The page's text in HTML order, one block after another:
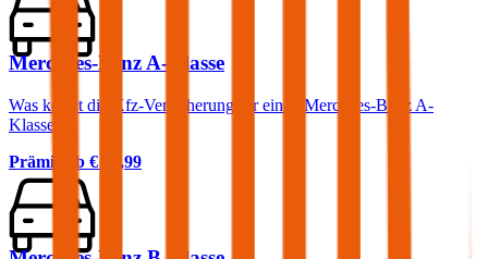
Mercedes-Benz A-Klasse
Was kostet die Kfz-Versicherung für einen Mercedes-Benz A-
Klasse?
Prämie ab € 63,99